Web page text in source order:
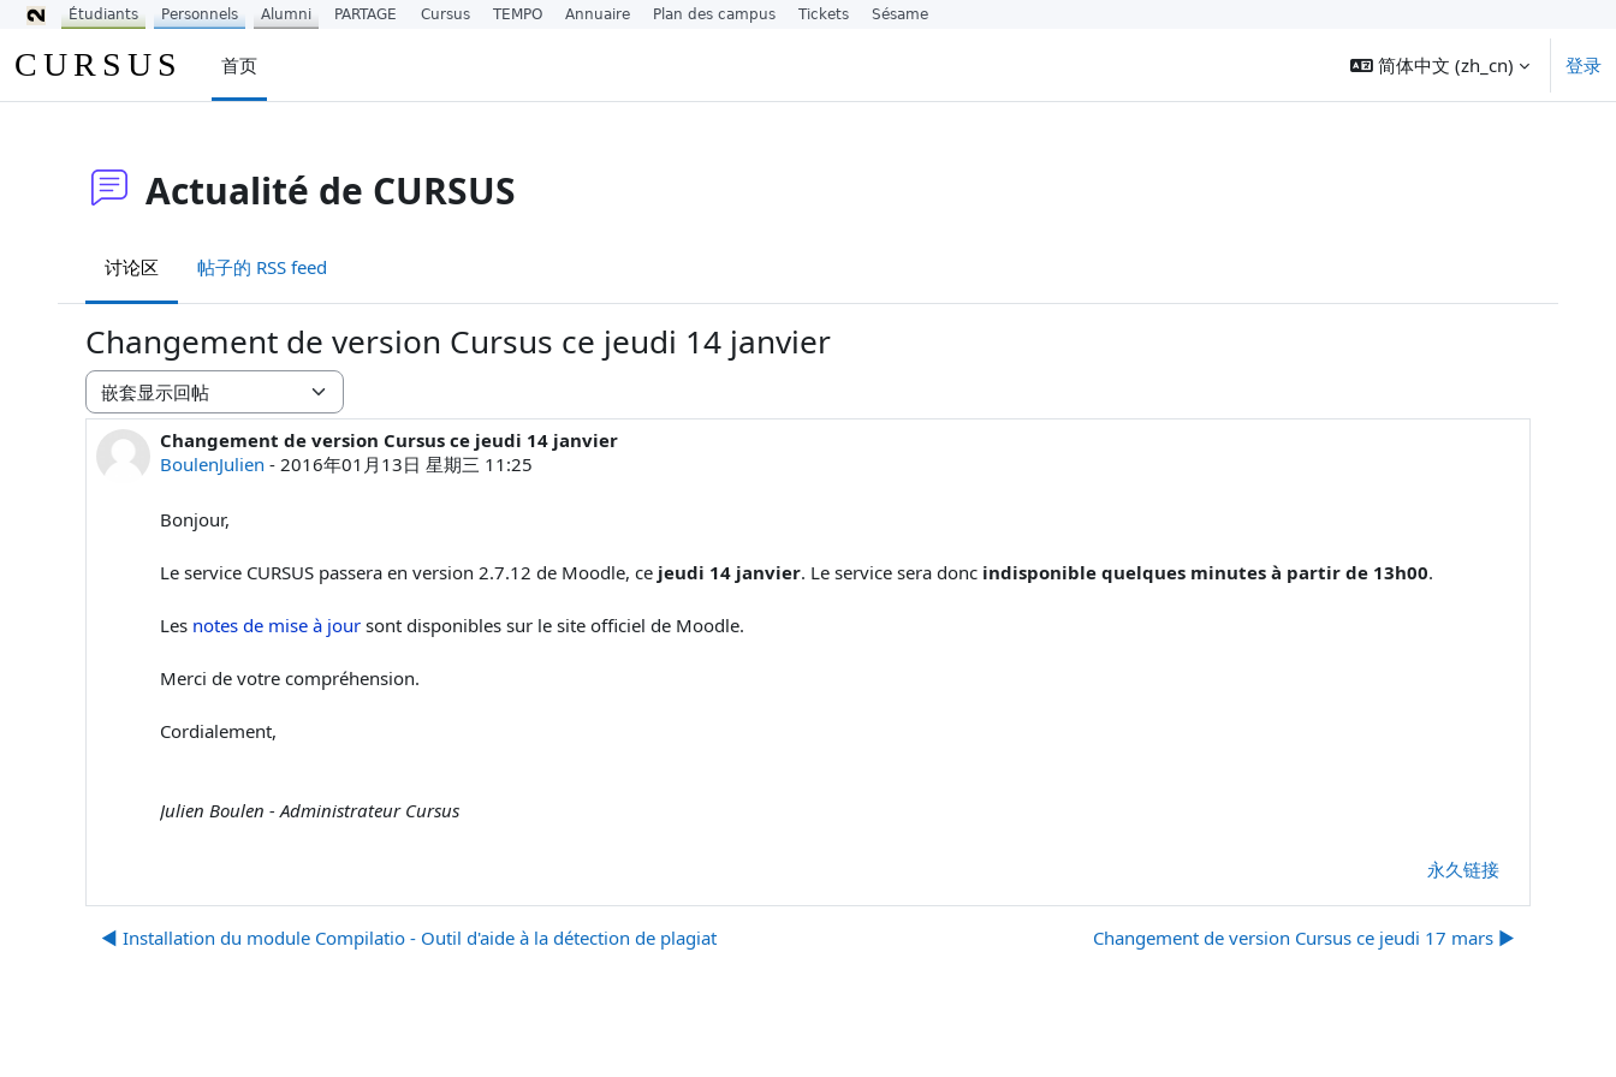
CURSUS 首页 简体中文 ‎(zh_cn)‎ 登录
Actualité de CURSUS
讨论区 帖子的 RSS feed
Changement de version Cursus ce jeudi 14 janvier
显示模式
Changement de version Cursus ce jeudi 14 janvier
BoulenJulien - 2016年01月13日 星期三 11:25
回帖数：0
Bonjour,
Le service CURSUS passera en version 2.7.12 de Moodle, ce jeudi 14 janvier. Le service sera donc indisponible quelques minutes à partir de 13h00.
Les notes de mise à jour sont disponibles sur le site officiel de Moodle.
Merci de votre compréhension.
Cordialement,
Julien Boulen - Administrateur Cursus
永久链接
◀︎ Installation du module Compilatio - Outil d'aide à la détection de plagiat Changement de version Cursus ce jeudi 17 mars ▶︎
Étudiants Personnels Alumni PARTAGE Cursus TEMPO Annuaire Plan des campus Tickets Sésame